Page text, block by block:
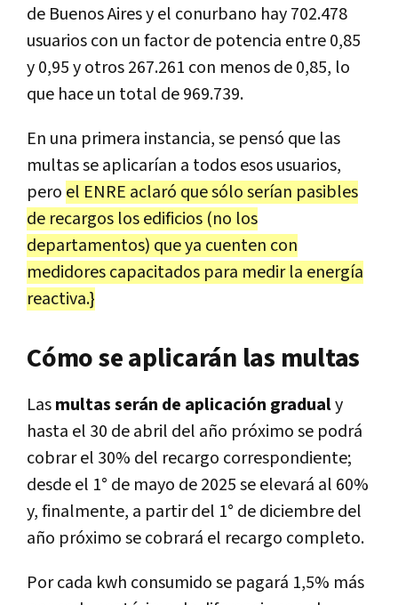
de Buenos Aires y el conurbano hay 702.478
usuarios con un factor de potencia entre 0,85
y 0,95 y otros 267.261 con menos de 0,85, lo
que hace un total de 969.739.
En una primera instancia, se pensó que las
multas se aplicarían a todos esos usuarios,
pero el ENRE aclaró que sólo serían pasibles
de recargos los edificios (no los
departamentos) que ya cuenten con
medidores capacitados para medir la energía
reactiva.}
Cómo se aplicarán las multas
Lasmultas serán de aplicación gradualy
hasta el 30 de abril del año próximo se podrá
cobrar el 30% del recargo correspondiente;
desde el 1° de mayo de 2025 se elevará al 60%
y, finalmente, a partir del 1° de diciembre del
año próximo se cobrará el recargo completo.
Por cada kwh consumido se pagará 1,5% más